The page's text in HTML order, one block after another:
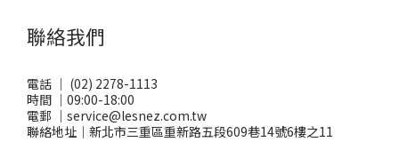
聯絡我們
電話 ｜ (02) 2278-1113
時間 ｜09:00-18:00
電郵 ｜service@lesnez.com.tw
聯絡地址｜新北市三重區重新路五段609巷14號6樓之11